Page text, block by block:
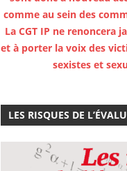
comme au sein des
La CGT IP ne renoncera
et à porter la voix des
sexistes et
LES RISQUES DE